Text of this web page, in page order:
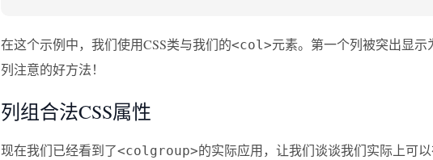
在这个示例中，我们使用CSS类与我们的<col>元素。第一个列被突出显
列注意的好方法！
列组合法CSS属性
现在我们已经看到了<colgroup>的实际应用，让我们谈谈我们实际上可